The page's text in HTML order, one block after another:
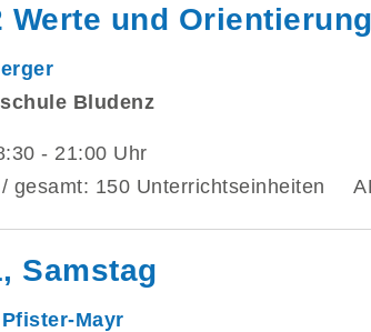
Werte und
Bludenz
- 21:00 Uhr
gesamt: 150 Unterrichtseinheiten
Samstag
Mayr